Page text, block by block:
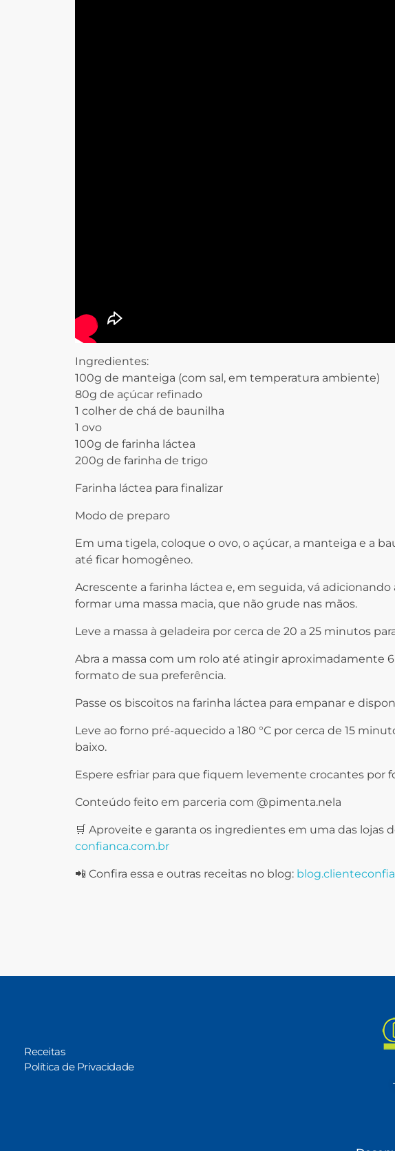
Ingredientes:
100g de manteiga (com sal, em temperatura ambiente)
80g de açúcar refinado
1 colher de chá de baunilha
1 ovo
100g de farinha láctea
200g de farinha de trigo
Farinha láctea para finalizar
Modo de preparo
Em uma tigela, coloque o ovo, o açúcar, a manteiga e a
até ficar homogêneo.
Acrescente a farinha láctea e, em seguida, vá
formar uma massa macia, que não grude nas mãos.
Leve a massa à geladeira por cerca de 20 a 25 minutos
Abra a massa com um rolo até atingir aproximadamente
formato de sua preferência.
Passe os biscoitos na farinha láctea para empanar e
Leve ao forno pré-aquecido a 180 °C por cerca de 15
baixo.
Espere esfriar para que fiquem levemente crocantes por
Conteúdo feito em parceria com @pimenta.nela
🛒 Aproveite e garanta os ingredientes em uma das lojas
confianca.com.br
📲 Confira essa e outras receitas no blog:
Receitas
Política de Privacidade